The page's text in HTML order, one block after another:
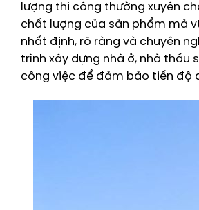
lượng thi công thường xuyên
chất lượng của sản phẩm mà
nhất định, rõ ràng và chuyên
trình xây dựng nhà ở, nhà thầu
công việc để đảm bảo tiến độ